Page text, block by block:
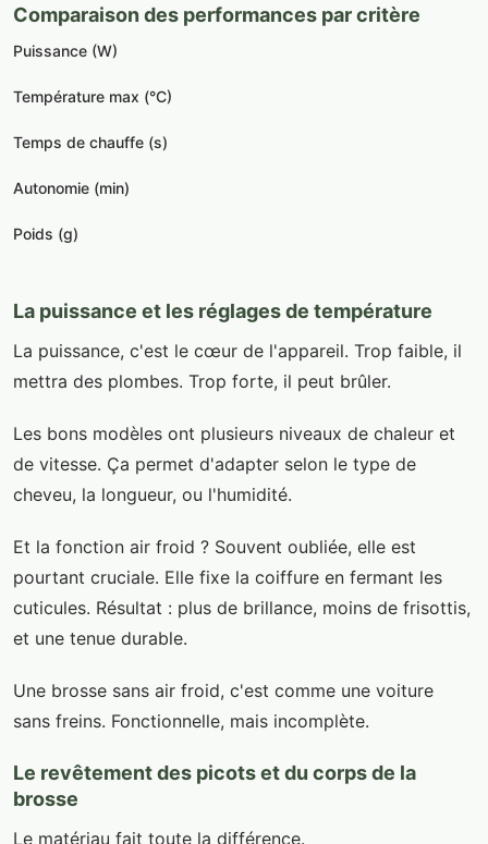
Comparaison des performances par critère
Puissance (W)
Température max (°C)
Temps de chauffe (s)
Autonomie (min)
Poids (g)
La puissance et les réglages de température
La puissance, c'est le cœur de l'appareil. Trop faible, il
mettra des plombes. Trop forte, il peut brûler.
Les bons modèles ont plusieurs niveaux de chaleur et
de vitesse. Ça permet d'adapter selon le type de
cheveu, la longueur, ou l'humidité.
Et la fonction air froid ? Souvent oubliée, elle est
pourtant cruciale. Elle fixe la coiffure en fermant les
cuticules. Résultat : plus de brillance, moins de frisottis,
et une tenue durable.
Une brosse sans air froid, c'est comme une voiture
sans freins. Fonctionnelle, mais incomplète.
Le revêtement des picots et du corps de la
brosse
Le matériau fait toute la différence.